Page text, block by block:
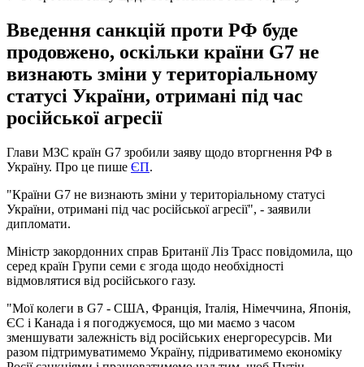
Введення санкцій проти РФ буде
продовжено, оскільки країни G7 не
визнають зміни у територіальному
статусі України, отримані під час
російської агресії
Глави МЗС країн G7 зробили заяву щодо вторгнення РФ в
Україну. Про це пише ЄП.
"Країни G7 не визнають зміни у територіальному статусі
України, отримані під час російської агресії", - заявили
дипломати.
Міністр закордонних справ Британії Ліз Трасс повідомила, що
серед країн Групи семи є згода щодо необхідності
відмовлятися від російського газу.
"Мої колеги в G7 - США, Франція, Італія, Німеччина, Японія,
ЄС і Канада і я погоджуємося, що ми маємо з часом
зменшувати залежність від російських енергоресурсів. Ми
разом підтримуватимемо Україну, підриватимемо економіку